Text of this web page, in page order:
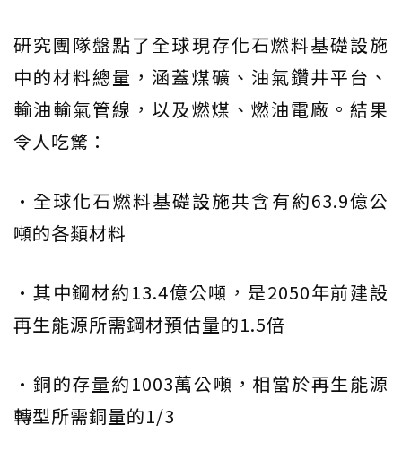
研究團隊盤點了全球現存化石燃料基礎設施
中的材料總量，涵蓋煤礦、油氣鑽井平台、
輸油輸氣管線，以及燃煤、燃油電廠。結果
令人吃驚：
•全球化石燃料基礎設施共含有約63.9億公
噸的各類材料
•其中鋼材約13.4億公噸，是2050年前建設
再生能源所需鋼材預估量的1.5倍
•銅的存量約1003萬公噸，相當於再生能源
轉型所需銅量的1/3